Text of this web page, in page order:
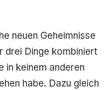
neuen Geheimnisse
drei Dinge kombiniert
in keinem anderen
habe. Dazu gleich